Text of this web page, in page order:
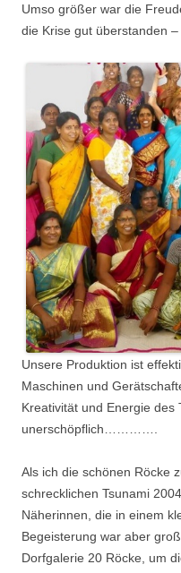
Umso größer war die
die Krise gut überstanden –
Unsere Produktion ist
Maschinen und
Kreativität und Energie des
unerschöpflich………….
Als ich die schönen Röcke
schrecklichen Tsunami
Näherinnen, die in einem
Begeisterung war aber
Dorfgalerie 20 Röcke, um